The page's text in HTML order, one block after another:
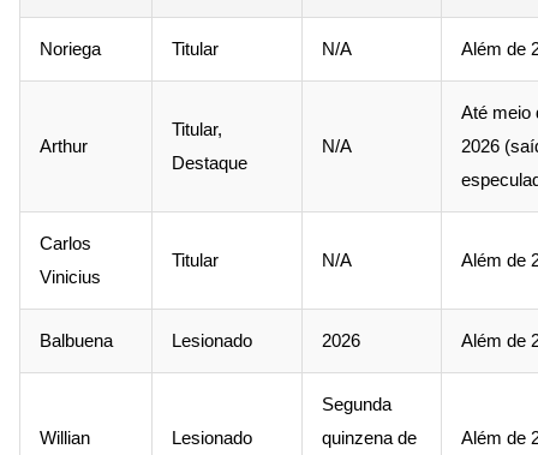
Noriega Titular N/A Além de
Arthur
Titular,
Destaque
N/A
Até meio
2026
Carlos
Vinicius
Titular N/A Além de
Balbuena Lesionado 2026 Além de
Willian Lesionado
Segunda
quinzena de
Além de